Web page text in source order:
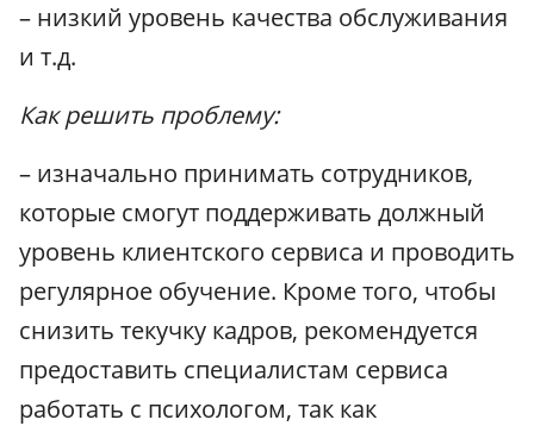
– низкий уровень качества обслуживания
и т.д.
Как решить проблему:
– изначально принимать сотрудников,
которые смогут поддерживать должный
уровень клиентского сервиса и проводить
регулярное обучение. Кроме того, чтобы
снизить текучку кадров, рекомендуется
предоставить специалистам сервиса
работать с психологом, так как